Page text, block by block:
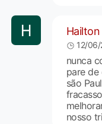
12/06/
nunca
pare de
são
nosso